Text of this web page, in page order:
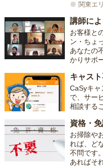
※ 関東エ
講師に
お客様と
ン・ちょ
あなたの
かりサポ
キャス
CaSyキャ
で、サー
相談する
資格・
お掃除や
れば、ど
不問です
あればそ